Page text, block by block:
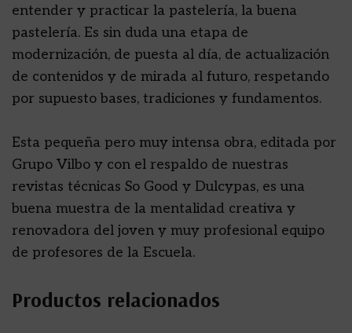
entender y practicar la pastelería, la buena
pastelería. Es sin duda una etapa de
modernización, de puesta al día, de actualización
de contenidos y de mirada al futuro, respetando
por supuesto bases, tradiciones y fundamentos.
Esta pequeña pero muy intensa obra, editada por
Grupo Vilbo y con el respaldo de nuestras
revistas técnicas So Good y Dulcypas, es una
buena muestra de la mentalidad creativa y
renovadora del joven y muy profesional equipo
de profesores de la Escuela.
Productos relacionados